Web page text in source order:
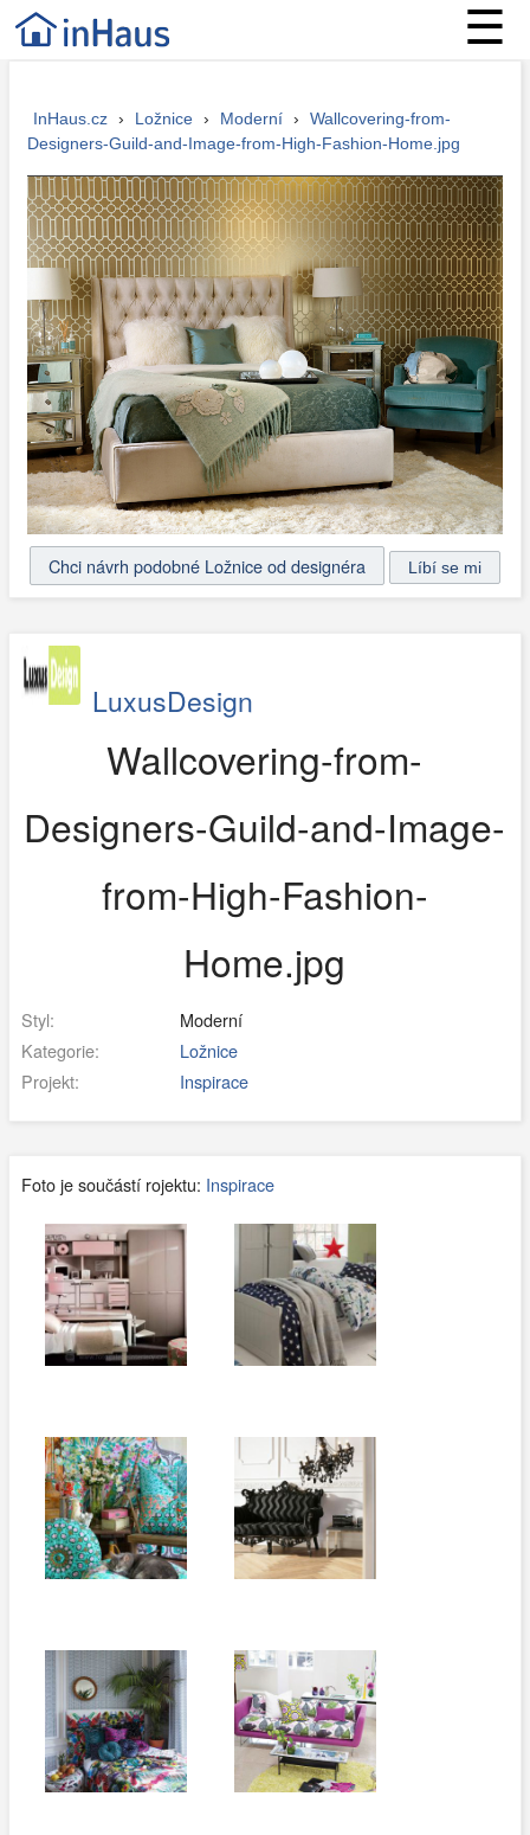
☰
InHaus.cz › Ložnice › Moderní ›
Wallcovering-from-
Designers-Guild-and-Image-from-High-Fashion-Home.jpg
Chci návrh podobné Ložnice od designéra
LuxusDesign
Wallcovering-from-
Designers-Guild-and-Image-
from-High-Fashion-
Home.jpg
Styl:
Moderní
Kategorie:
Ložnice
Projekt:
Inspirace
Foto je součástí rojektu: Inspirace